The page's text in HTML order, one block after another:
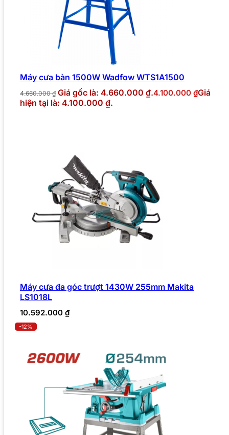
Máy cưa bàn 1500W Wadfow WTS1A1500
4.660.000₫ Giá gốc là: 4.660.000 ₫.4.100.000 ₫Giá
hiện tại là: 4.100.000 ₫.
Máy cưa đa góc trượt 1430W 255mm Makita
LS1018L
10.592.000 ₫
-12%